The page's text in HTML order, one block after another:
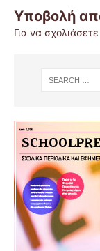
Υποβολή
Για να